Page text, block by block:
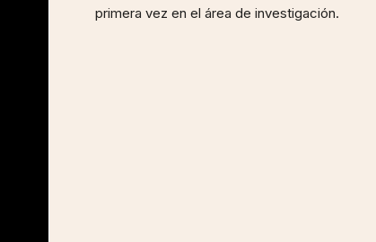
primera vez en el área de investigación.